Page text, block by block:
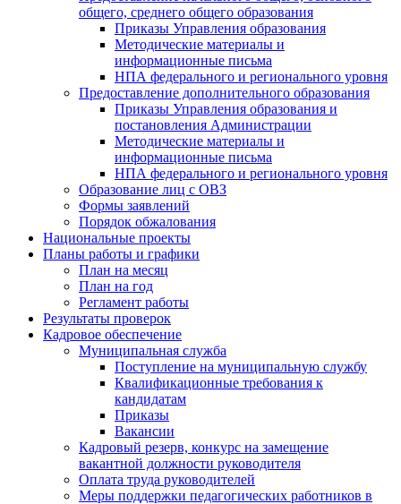
общего, среднего общего образования
Приказы Управления образования
Методические материалы и
информационные письма
НПА федерального и регионального уровня
Предоставление дополнительного образования
Приказы Управления образования и
постановления Администрации
Методические материалы и
информационные письма
НПА федерального и регионального уровня
Образование лиц с ОВЗ
Формы заявлений
Порядок обжалования
Национальные проекты
Планы работы и графики
План на месяц
План на год
Регламент работы
Результаты проверок
Кадровое обеспечение
Муниципальная служба
Поступление на муниципальную службу
Квалификационные требования к
кандидатам
Приказы
Вакансии
Кадровый резерв, конкурс на замещение
вакантной должности руководителя
Оплата труда руководителей
Меры поддержки педагогических работников в